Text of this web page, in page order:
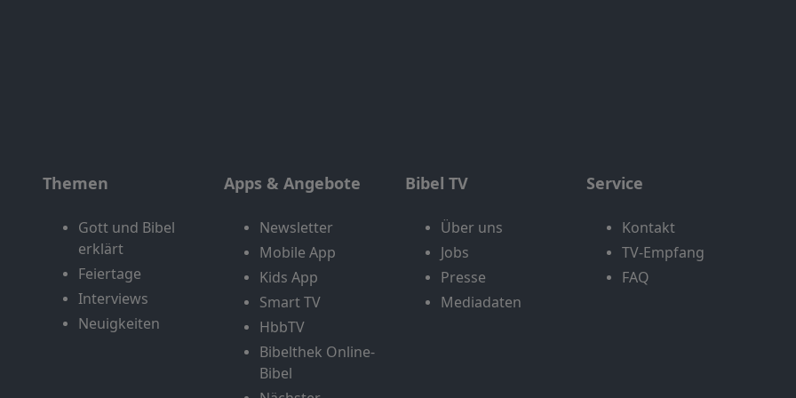
Themen
Gott und Bibel
erklärt
Feiertage
Interviews
Neuigkeiten
Apps & Angebote
Newsletter
Mobile App
Kids App
Smart TV
HbbTV
Bibelthek Online-
Bibel
Bibel TV
Über uns
Jobs
Presse
Mediadaten
Service
Kontakt
TV-Empfang
FAQ